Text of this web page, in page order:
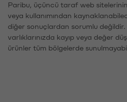
Paribu, üçüncü taraf web
veya kullanımından
diğer sonuçlardan sorumlu değildir.
varlıklarınızda kayıp veya değer
ürünler tüm bölgelerde